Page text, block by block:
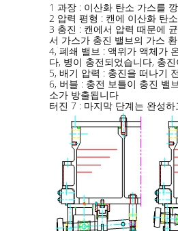
1 과장 : 이산화 탄소 가스를
2 압력 평형 : 캔에 이산화 탄
3 충진 : 캔에서 압력 때문에
서 가스가 충진 밸브의 가스
4, 폐쇄 밸브 : 액위가 액체가
다, 병이 충전되었습니다, 충
5, 배기 압력 : 충진을 떠나기
6, 버블 : 충전 보틀이 충진 밸
소가 방출됩니다
터진 7 : 마지막 단계는 완성